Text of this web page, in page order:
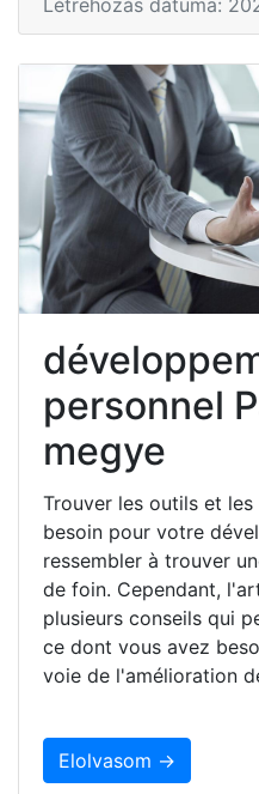
personnel
megye
Trouver les outils et
besoin pour votre
ressembler à trouver
de foin. Cependant,
plusieurs conseils qui
ce dont vous avez
voie de l'amélioration
Elolvasom →